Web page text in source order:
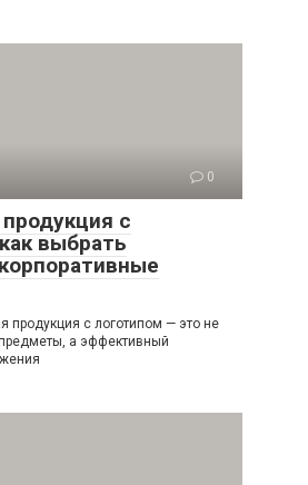
0
с
выбрать
продукция с логотипом — это не
а эффективный